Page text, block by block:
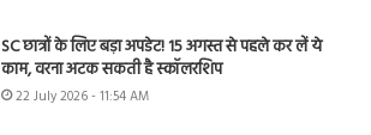
SC छात्रों के लिए बड़ा अपडेट! 15 अगस्त से पहले कर लें ये
काम, वरना अटक सकती है स्कॉलरशिप
22 July 2026 - 11:54 AM